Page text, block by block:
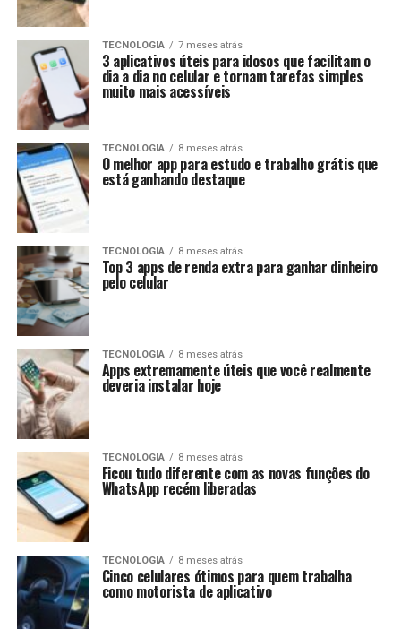
TECNOLOGIA 7 meses atrás
3 aplicativos úteis para idosos que facilitam o
dia a dia no celular e tornam tarefas simples
muito mais acessíveis
TECNOLOGIA 8 meses atrás
O melhor app para estudo e trabalho grátis que
está ganhando destaque
TECNOLOGIA 8 meses atrás
Top 3 apps de renda extra para ganhar dinheiro
pelo celular
TECNOLOGIA 8 meses atrás
Apps extremamente úteis que você realmente
deveria instalar hoje
TECNOLOGIA 8 meses atrás
Ficou tudo diferente com as novas funções do
WhatsApp recém liberadas
TECNOLOGIA 8 meses atrás
Cinco celulares ótimos para quem trabalha
como motorista de aplicativo